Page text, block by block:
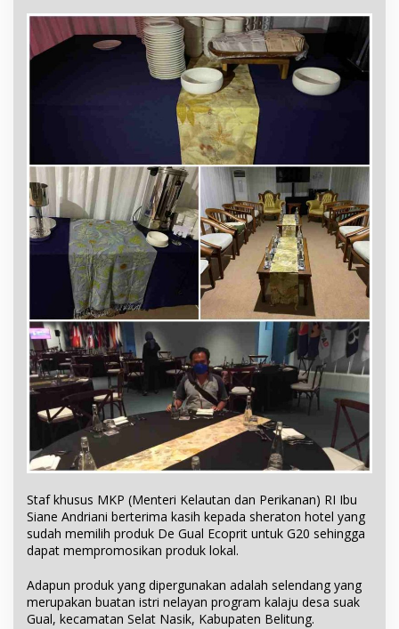
Staf khusus MKP (Menteri Kelautan dan Perikanan) RI Ibu
Siane Andriani berterima kasih kepada sheraton hotel yang
sudah memilih produk De Gual Ecoprit untuk G20 sehingga
dapat mempromosikan produk lokal.
Adapun produk yang dipergunakan adalah selendang yang
merupakan buatan istri nelayan program kalaju desa suak
Gual, kecamatan Selat Nasik, Kabupaten Belitung.